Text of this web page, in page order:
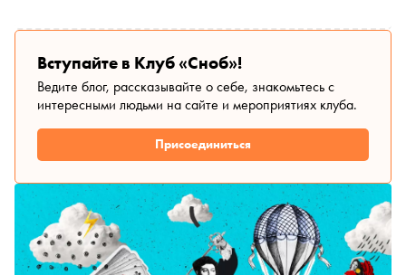
Вступайте в Клуб «Сноб»!
Ведите блог, рассказывайте о себе, знакомьтесь с
интересными людьми на сайте и мероприятиях клуба.
Присоединиться